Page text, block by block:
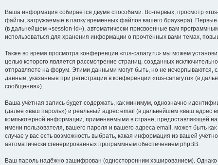
Ваша информация собирается двумя способами. Во-первых, просмотр
файлы, загружаемые в папку временных файлов вашего браузера).
(в дальнейшем «session-id»), автоматически присвоенные вам
использоваться для хранения информации о прочтённых вами темах,
Также во время просмотра конференции «rus-canary.ru» мы можем
целью которого является рассмотрение страниц, созданных
отправляете на форум. Этими данными могут быть, но не
данные, указанные при регистрации в конференции «rus-canary.ru» (в
сообщения»).
Ваша учётная запись будет содержать, как минимум, однозначно
(далее «ваш пароль») и реальный адрес email (в дальнейшем «ваш адрес
компьютерной информации, применяемыми в стране, предоставляющей
имени пользователя, вашего пароля и вашего адреса email, может быть
случае у вас есть возможность выбрать, какая информация из вашей
автоматически сгенерированных программным обеспечением phpBB.
Ваш пароль надёжно зашифрован (односторонним хэшированием). Однако